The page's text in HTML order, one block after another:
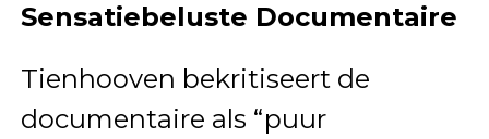
Sensatiebeluste Documentaire
Tienhooven bekritiseert de
documentaire als “puur